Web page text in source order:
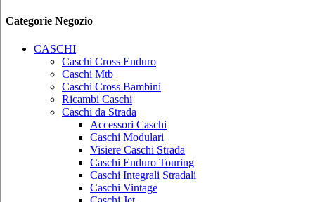
Categorie Negozio
CASCHI
Caschi Cross Enduro
Caschi Mtb
Caschi Cross Bambini
Ricambi Caschi
Caschi da Strada
Accessori Caschi
Caschi Modulari
Visiere Caschi Strada
Caschi Enduro Touring
Caschi Integrali Stradali
Caschi Vintage